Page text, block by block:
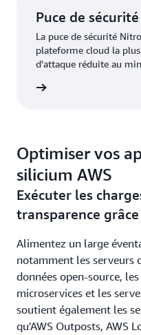
Puce de
La puce de sécurité
plateforme cloud la plus
d'attaque réduite au
Optimiser vos
silicium AWS
Exécuter les
transparence
Alimentez un large
notamment les serveurs
données open-source,
microservices et les
soutient également les
qu'AWS Outposts, AWS